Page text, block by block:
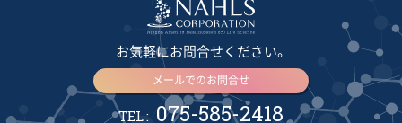
お気軽にお問合せください。
メールでのお問合せ
TEL : 075-585-2418